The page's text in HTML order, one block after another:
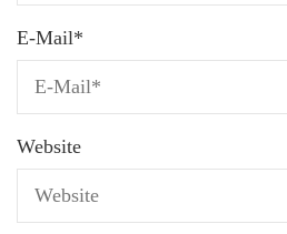
E-Mail*
Website